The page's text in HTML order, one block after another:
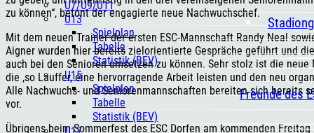
Freunde des
U7/U9/U11
U13
Spielplan
Tabelle
Statistik (BEV)
U15
Spielplan
Tabelle
Statistik (BEV)
zu können“, betont der engagierte neue Nachwuchschef.
Mit dem neuen Trainer der ersten ESC-Mannschaft Randy Neal
Aigner wurden hier bereits zielorientierte Gespräche geführt und
auch bei den Senioren umsetzen zu können. Sehr stolz ist die
die ,so Lauffer, eine hervorragende Arbeit leisten und den neu
Alle Nachwuchs- und Seniorenmannschaften bereiten sich bereits
vor.
Übrigens beim Sommerfest des ESC Dorfen am kommenden